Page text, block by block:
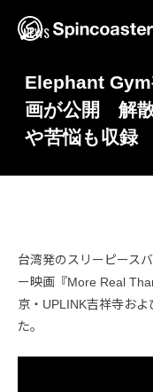
NEWS
Elephant
画が公開 解
や苦悩も収録
台湾発のスリーピース
ー映画『More Real
京・UPLINK吉祥寺お
た。